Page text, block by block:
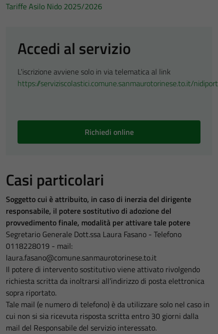
Tariffe Asilo Nido 2025/2026
Accedi al servizio
L'iscrizione avviene solo in via telematica al link
https://serviziscolastici.comune.sanmaurotorinese.to.it/
Richiedi online
Casi particolari
Soggetto cui è attribuito, in caso di inerzia del dirigente
responsabile, il potere sostitutivo di adozione del
provvedimento finale, modalità perattivare tale potere
Segretario Generale Dott.ssa Laura Fasano - Telefono
0118228019 - mail:
laura.fasano@comune.sanmaurotorinese.to.it
Il potere di intervento sostitutivo viene attivato rivolgendo
richiesta scritta da inoltrarsi all’indirizzo di posta elettronica
sopra riportato.
Tale mail (e numero di telefono) è da utilizzare solo nel caso in
cui non si sia ricevuta risposta scritta entro 30 giorni dalla
mail del Responsabile del servizio interessato.